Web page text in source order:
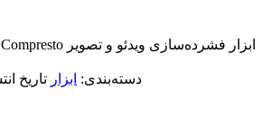
دسته‌بندی: ابزار تاریخ انتشار: ۲۰